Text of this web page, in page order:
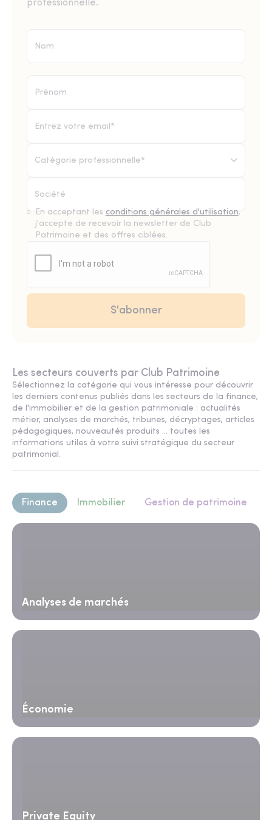
professionnelle.
Catégorie professionnelle*
En acceptant les conditions générales d'utilisation,
j'accepte de recevoir la newsletter de Club
Patrimoine et des offres ciblées.
Les secteurs couverts par Club Patrimoine
Sélectionnez la catégorie qui vous intéresse pour découvrir
les derniers contenus publiés dans les secteurs de la finance,
de l'immobilier et de la gestion patrimoniale : actualités
métier, analyses de marchés, tribunes, décryptages, articles
pédagogiques, nouveautés produits ... toutes les
informations utiles à votre suivi stratégique du secteur
patrimonial.
Finance Immobilier Gestion de patrimoine
Analyses de marchés
Économie
Private Equity